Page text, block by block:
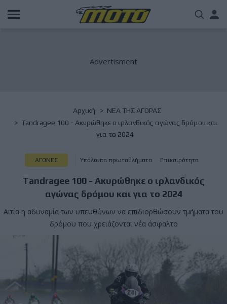
Παράκαμψη
προς
Breadcrumb
Αρχική
NΕΑ ΤΗΣ ΑΓΟΡΑΣ
Tandragee 100 - Ακυρώθηκε ο ιρλανδικός αγώνας δρόμου και
για το 2024
ΑΓΩΝΕΣ Υπόλοιπα πρωταθλήματα Επικαιρότητα
Tandragee 100 - Ακυρώθηκε ο ιρλανδικός
αγώνας δρόμου και για το 2024
Αιτία η αδυναμία των υπευθύνων να επιδιορθώσουν τμήματα του
δρόμου που χρειάζονται νέα άσφαλτο